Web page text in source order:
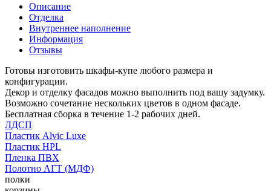
Описание
Отделка
Внутреннее наполнение
Информация
Отзывы
Готовы изготовить шкафы-купе любого размера и
конфигурации.
Декор и отделку фасадов можно выполнить под вашу задумку.
Возможно сочетание нескольких цветов в одном фасаде.
Бесплатная сборка в течение 1-2 рабочих дней.
ЛДСП
Пластик Alvic Luxe
Пластик HPL
Пленка ПВХ
Полотно АГТ (МДФ)
полки